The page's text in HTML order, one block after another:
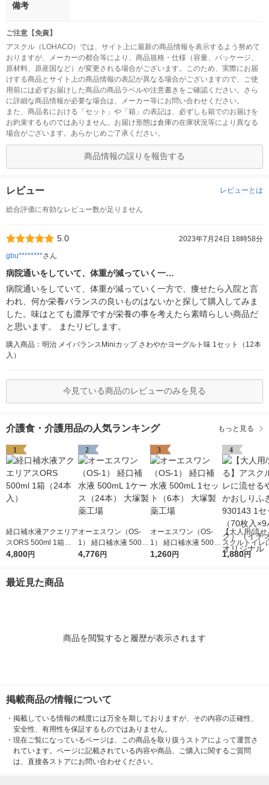
備考
ご注意【免責】
アスクル（LOHACO）では、サイト上に最新の商品情報を表示するよう努めて
おりますが、メーカーの都合等により、商品規格・仕様（容量、パッケージ、
原材料、原産国など）が変更される場合がございます。このため、実際にお届
けする商品とサイト上の商品情報の表記が異なる場合がございますので、ご使
用前には必ずお届けした商品の商品ラベルや注意書きをご確認ください。さら
に詳細な商品情報が必要な場合は、メーカー等にお問い合わせください。
また、商品名における「セット」や「箱」の表記は、必ずしも箱でのお届けを
お約束するものではありません。お届け形態は倉庫の在庫状況等により異なる
場合がございます。あらかじめご了承ください。
商品情報の誤りを報告する
レビュー レビューとは
総合評価に有効なレビュー数が足りません
5.0
2023年7月24日 18時58分
gbu********さん
病院通いをしていて、体重が減っていく一…
病院通いをしていて、体重が減っていく一方で、痩せたら入院と言
われ、何か栄養バランスの良いものはないかと探して購入してみま
した。味はとても濃厚ですが栄養の事を考えたら素晴らしい商品だ
と思います。 またリピします。
購入商品：明治 メイバランスMiniカップ さわやかヨーグルト味 1セット（12本
入）
今見ている商品のレビューのみを見る
介護食・介護用品の人気ランキング もっと見る
1
経口補水液アクエリア
スORS 500ml 1箱（2
4本入）
4,800円
2
オーエスワン（OS-
1） 経口補水液 500m
L 1ケース（24本） 大
4,776円
3
オーエスワン（OS-
1） 経口補水液 500m
L 1セット（6本） 大
1,260円
4
【大人用/流
スクルトイレ
やわらかおし
1,880円
最近見た商品
商品を閲覧すると履歴が表示されます
掲載商品の情報について
・ 掲載している情報の精度には万全を期しておりますが、その内容の正確性、
安全性、有用性を保証するものではありません。
・ 現在ご覧になっているページは、この商品を取り扱うストアによって運営さ
れています。ページに記載されている内容や商品、ご購入に関するご質問
は、直接各ストアにお問い合わせください。